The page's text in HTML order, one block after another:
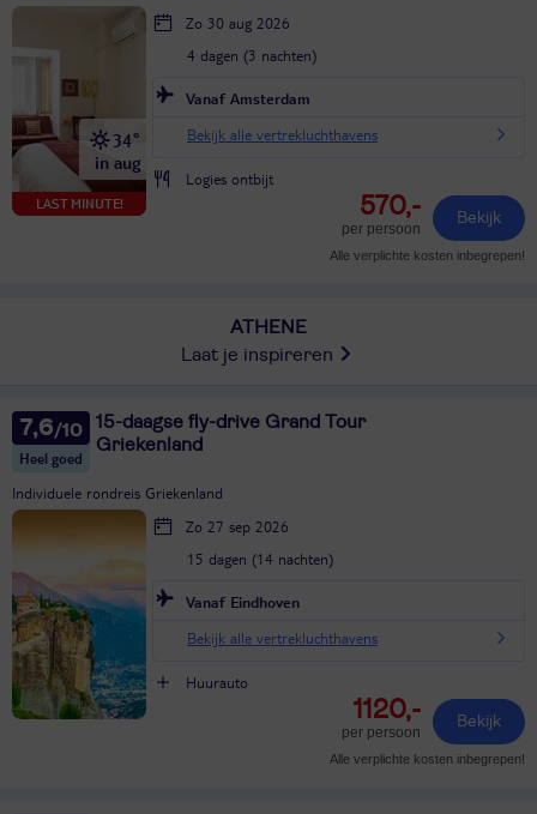
LAST MINUTE!
34°
in aug
Zo 30 aug 2026
4 dagen (3 nachten)
Vanaf Amsterdam
Bekijk alle vertrekluchthavens
Logies ontbijt
570,-
per persoon
Bekijk
Alle verplichte kosten inbegrepen!
ATHENE
Laat je inspireren
7,6
Heel goed
15-daagse fly-drive Grand Tour
Griekenland
Individuele rondreis Griekenland
Zo 27 sep 2026
15 dagen (14 nachten)
Vanaf Eindhoven
Bekijk alle vertrekluchthavens
Huurauto
1120,-
per persoon
Bekijk
Alle verplichte kosten inbegrepen!